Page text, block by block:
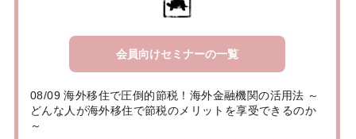
会員向けセミナーの一覧
08/09 海外移住で圧倒的節税！海外金融機関の活用法 ～
どんな人が海外移住で節税のメリットを享受できるのか
～